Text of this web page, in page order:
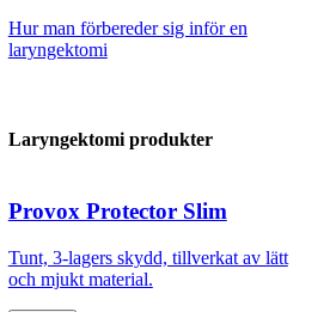
Hur man förbereder sig inför en
laryngektomi
Laryngektomi produkter
Provox Protector Slim
Tunt, 3-lagers skydd, tillverkat av lätt
och mjukt material.